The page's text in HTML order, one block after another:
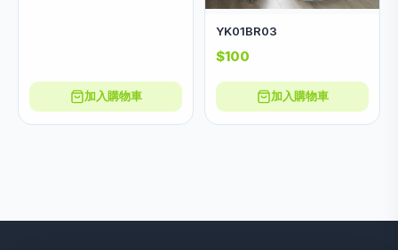
加入購物車
YK01BR03
$100
加入購物車